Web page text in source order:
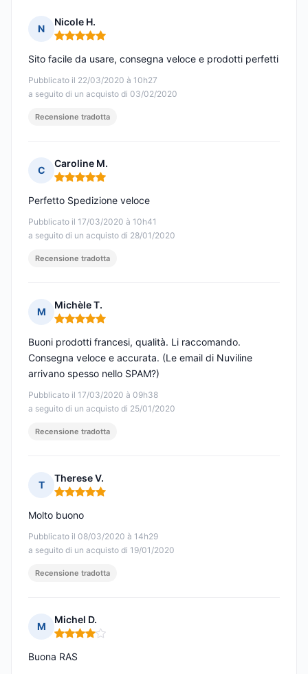
N
Nicole H.
Nota: 5 su 5
Pubblicato il 22/03/2020 à 10h27
a seguito di un acquisto di 03/02/2020
Sito facile da usare, consegna veloce e prodotti perfetti
Recensione tradotta
C
Caroline M.
Nota: 5 su 5
Pubblicato il 17/03/2020 à 10h41
a seguito di un acquisto di 28/01/2020
Perfetto Spedizione veloce
Recensione tradotta
M
Michèle T.
Nota: 5 su 5
Pubblicato il 17/03/2020 à 09h38
a seguito di un acquisto di 25/01/2020
Buoni prodotti francesi, qualità. Li raccomando.
Consegna veloce e accurata. (Le email di Nuviline
arrivano spesso nello SPAM?)
Recensione tradotta
T
Therese V.
Nota: 5 su 5
Pubblicato il 08/03/2020 à 14h29
a seguito di un acquisto di 19/01/2020
Molto buono
Recensione tradotta
M
Michel D.
Nota: 4 su 5
Buona RAS